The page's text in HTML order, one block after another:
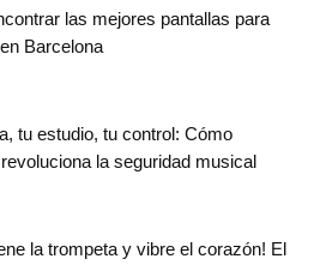
las mejores pantallas para
Barcelona
tu estudio, tu control: Cómo
la seguridad musical
la trompeta y vibre el corazón! El